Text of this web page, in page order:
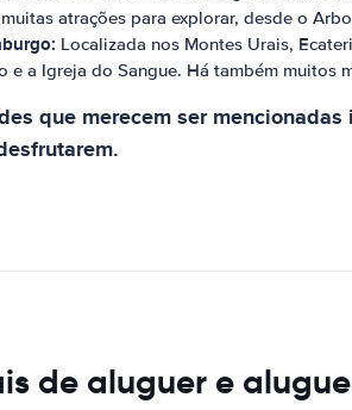
atrações para explorar, desde o
Localizada nos Montes Urais,
e a Igreja do Sangue. Há também muitos
que merecem ser
de aluguer e